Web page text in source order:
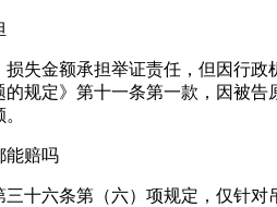
失金额承担举证责任，但因行
规定》第十一条第一款，因被
能赔吗
十六条第（六）项规定，仅针